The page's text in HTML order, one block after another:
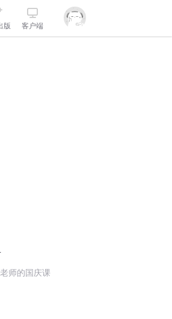
版 客户端
师的国庆课